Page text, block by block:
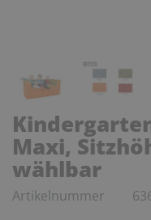
Maxi,
wählbar
Artikelnummer